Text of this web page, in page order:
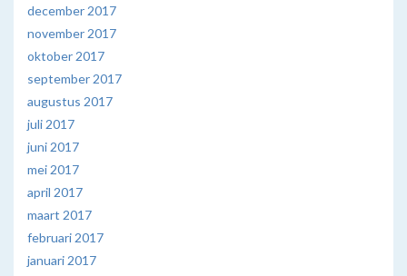
december 2017
november 2017
oktober 2017
september 2017
augustus 2017
juli 2017
juni 2017
mei 2017
april 2017
maart 2017
februari 2017
januari 2017